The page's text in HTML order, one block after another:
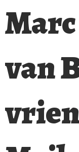
van